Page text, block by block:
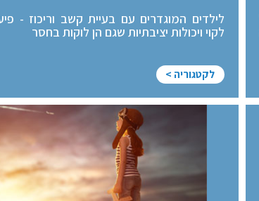
לילדים המוגדרים עם בעיית קשב וריכוז -
לקוי ויכולות יציבתיות שגם הן לוקות בחסר
לקטגוריה >